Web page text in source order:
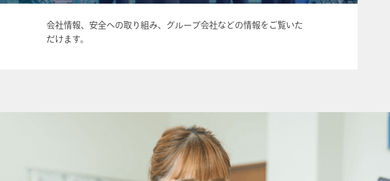
会社情報、安全への取り組み、グループ会社などの情報をご覧いた
だけます。